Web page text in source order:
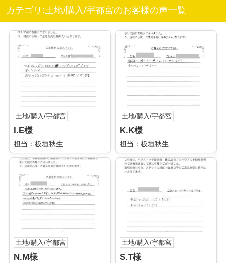
カテゴリ:土地/購入/宇都宮のお客様の声一覧
土地/購入/宇都宮
I.E様
担当：板垣秋生
土地/購入/宇都宮
K.K様
担当：板垣秋生
土地/購入/宇都宮
N.M様
土地/購入/宇都宮
S.T様